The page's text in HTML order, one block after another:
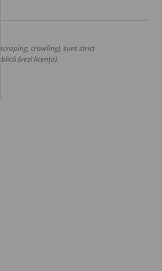
crawling), sunt strict
(vezi licența).